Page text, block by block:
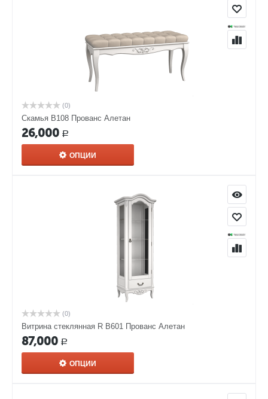
(0)
Скамья В108 Прованс Алетан
26,000 Р
ОПЦИИ
(0)
Витрина стеклянная R В601 Прованс Алетан
87,000 Р
ОПЦИИ